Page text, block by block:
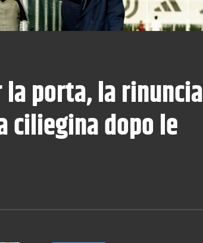
la porta, la rinuncia
ciliegina dopo le